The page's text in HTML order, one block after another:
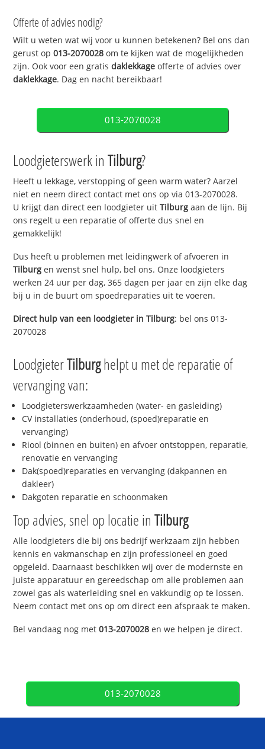
Offerte of advies nodig?
Wilt u weten wat wij voor u kunnen betekenen? Bel ons dan
gerust op013-2070028 om te kijken wat de mogelijkheden
zijn. Ook voor een gratisdaklekkage offerte of advies over
daklekkage. Dag en nacht bereikbaar!
013-2070028
Loodgieterswerk inTilburg?
Heeft u lekkage, verstopping of geen warm water? Aarzel
niet en neem direct contact met ons op via 013-2070028.
U krijgt dan direct een loodgieter uitTilburg aan de lijn. Bij
ons regelt u een reparatie of offerte dus snel en
gemakkelijk!
Dus heeft u problemen met leidingwerk of afvoeren in
Tilburg en wenst snel hulp, bel ons. Onze loodgieters
werken 24 uur per dag, 365 dagen per jaar en zijn elke dag
bij u in de buurt om spoedreparaties uit te voeren.
Direct hulp van een loodgieter inTilburg: bel ons 013-
2070028
LoodgieterTilburghelpt u met de reparatie of
vervanging van:
Loodgieterswerkzaamheden (water- en gasleiding)
CV installaties (onderhoud, (spoed)reparatie en
vervanging)
Riool (binnen en buiten) en afvoer ontstoppen, reparatie,
renovatie en vervanging
Dak(spoed)reparaties en vervanging (dakpannen en
dakleer)
Dakgoten reparatie en schoonmaken
Top advies, snel op locatie inTilburg
Alle loodgieters die bij ons bedrijf werkzaam zijn hebben
kennis en vakmanschap en zijn professioneel en goed
opgeleid. Daarnaast beschikken wij over de modernste en
juiste apparatuur en gereedschap om alle problemen aan
zowel gas als waterleiding snel en vakkundig op te lossen.
Neem contact met ons op om direct een afspraak te maken.
Bel vandaag nog met013-2070028 en we helpen je direct.
013-2070028